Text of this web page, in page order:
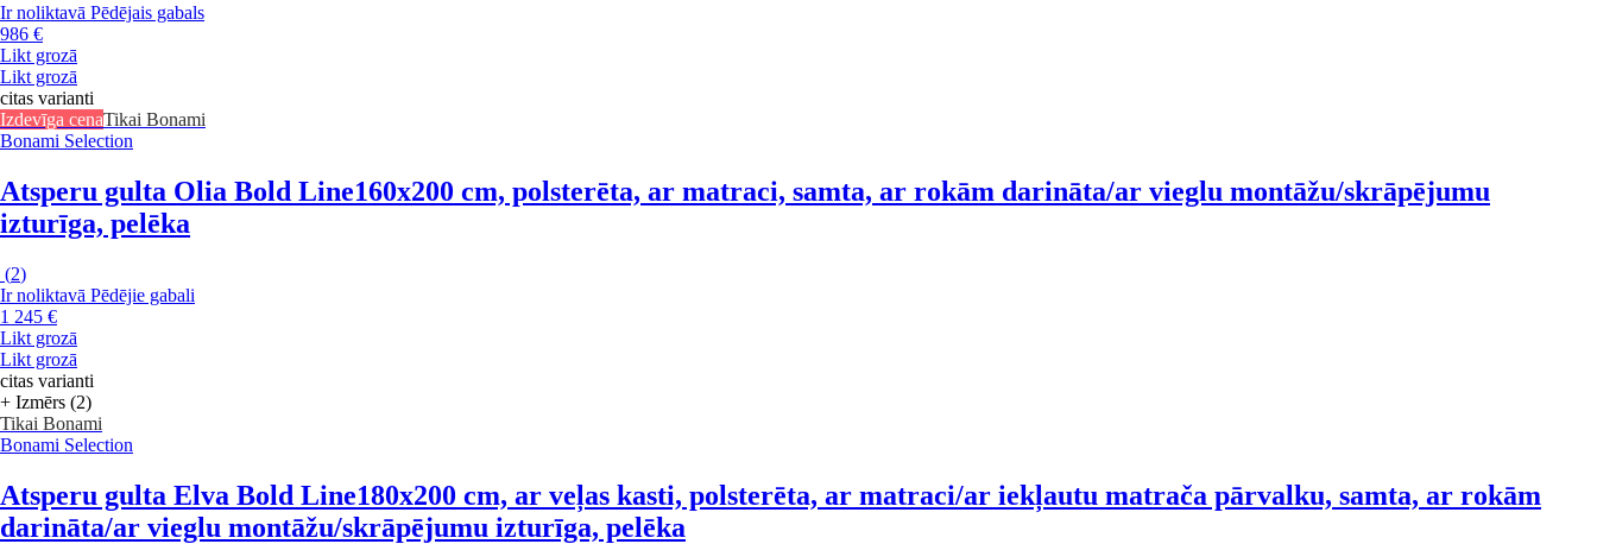
Ir noliktavā Pēdējais gabals
986 €
Likt grozā
Likt grozā
citas varianti
Izdevīga cenaTikai Bonami
Bonami Selection
Atsperu gulta Olia Bold Line160x200 cm, polsterēta, ar matraci, samta, ar rokām darināta/ar vieglu montāžu/skrāpējumu
izturīga, pelēka
(2)
Ir noliktavā Pēdējie gabali
1 245 €
Likt grozā
Likt grozā
citas varianti
+ Izmērs (2)
Tikai Bonami
Bonami Selection
Atsperu gulta Elva Bold Line180x200 cm, ar veļas kasti, polsterēta, ar matraci/ar iekļautu matrača pārvalku, samta, ar rokām
darināta/ar vieglu montāžu/skrāpējumu izturīga, pelēka